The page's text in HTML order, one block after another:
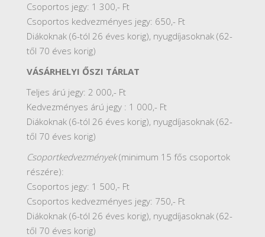
Csoportos jegy: 1 300,- Ft
Csoportos kedvezményes jegy: 650,- Ft
Diákoknak (6-tól 26 éves korig), nyugdíjasoknak (62-
től 70 éves korig)
VÁSÁRHELYI ŐSZI TÁRLAT
Teljes árú jegy: 2 000,- Ft
Kedvezményes árú jegy : 1 000,- Ft
Diákoknak (6-tól 26 éves korig), nyugdíjasoknak (62-
től 70 éves korig)
Csoportkedvezmények(minimum 15 fős csoportok
részére):
Csoportos jegy: 1 500,- Ft
Csoportos kedvezményes jegy: 750,- Ft
Diákoknak (6-tól 26 éves korig), nyugdíjasoknak (62-
től 70 éves korig)